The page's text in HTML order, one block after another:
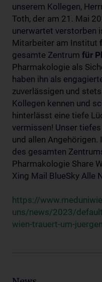
unserem Kollegen,
Toth, der am 21. Mai
unerwartet verstorben
Mitarbeiter am Institut
gesamte Zentrum für
Pharmakologie als
haben ihn als
zuverlässigen und
Kollegen kennen und
hinterlässt eine tiefe
vermissen! Unser
und allen Angehörigen.
des gesamten
Pharmakologie Share
Xing Mail BlueSky Alle
https://
uns/news/2023/
wien-trauert-um-